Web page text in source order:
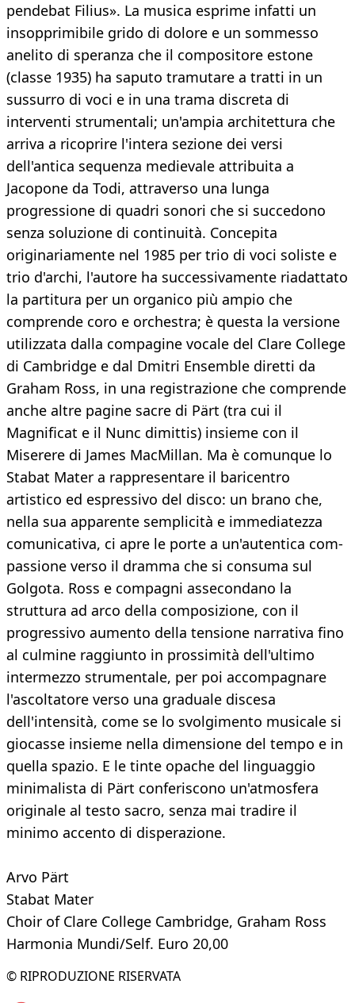
pendebat Filius». La musica esprime infatti un
insopprimibile grido di dolore e un sommesso
anelito di speranza che il compositore estone
(classe 1935) ha saputo tramutare a tratti in un
sussurro di voci e in una trama discreta di
interventi strumentali; un'ampia architettura che
arriva a ricoprire l'intera sezione dei versi
dell'antica sequenza medievale attribuita a
Jacopone da Todi, attraverso una lunga
progressione di quadri sonori che si succedono
senza soluzione di continuità. Concepita
originariamente nel 1985 per trio di voci soliste e
trio d'archi, l'autore ha successivamente riadattato
la partitura per un organico più ampio che
comprende coro e orchestra; è questa la versione
utilizzata dalla compagine vocale del Clare College
di Cambridge e dal Dmitri Ensemble diretti da
Graham Ross, in una registrazione che comprende
anche altre pagine sacre di Pärt (tra cui il
Magnificat e il Nunc dimittis) insieme con il
Miserere di James MacMillan. Ma è comunque lo
Stabat Mater a rappresentare il baricentro
artistico ed espressivo del disco: un brano che,
nella sua apparente semplicità e immediatezza
comunicativa, ci apre le porte a un'autentica com-
passione verso il dramma che si consuma sul
Golgota. Ross e compagni assecondano la
struttura ad arco della composizione, con il
progressivo aumento della tensione narrativa fino
al culmine raggiunto in prossimità dell'ultimo
intermezzo strumentale, per poi accompagnare
l'ascoltatore verso una graduale discesa
dell'intensità, come se lo svolgimento musicale si
giocasse insieme nella dimensione del tempo e in
quella spazio. E le tinte opache del linguaggio
minimalista di Pärt conferiscono un'atmosfera
originale al testo sacro, senza mai tradire il
minimo accento di disperazione.
Arvo Pärt
Stabat Mater
Choir of Clare College Cambridge, Graham Ross
Harmonia Mundi/Self. Euro 20,00
© RIPRODUZIONE RISERVATA